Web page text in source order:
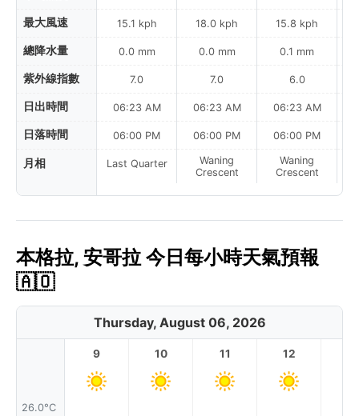
最大風速
總降水量
紫外線指數
日出時間
日落時間
月相
15.1 kph
0.0 mm
7.0
06:23 AM
06:00 PM
Last Quarter
18.0 kph
0.0 mm
7.0
06:23 AM
06:00 PM
Waning
Crescent
15.8 kph
0.1 mm
6.0
06:23 AM
06:00 PM
Waning
Crescent
本格拉, 安哥拉 今日每小時天氣預報
🇦🇴
Thursday, August 06, 2026
26.0°C
9 10 11 12